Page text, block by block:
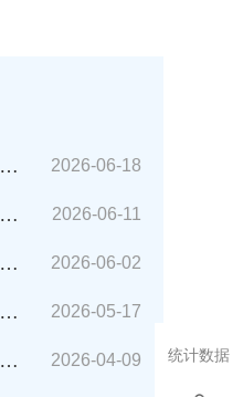
2026-06-18
2026-06-11
2026-06-02
2026-05-17
2026-04-09 统计数据